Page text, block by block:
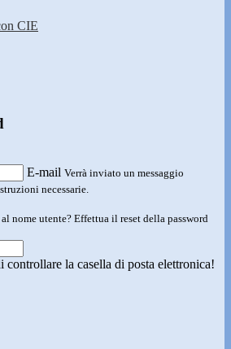
CIE
E-mail Verrà inviato un messaggio
necessarie.
nome utente? Effettua il reset della password
controllare la casella di posta elettronica!